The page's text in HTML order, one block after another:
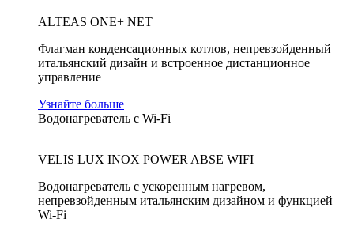
ALTEAS ONE+ NET
Флагман конденсационных котлов, непревзойденный
итальянский дизайн и встроенное дистанционное
управление
Узнайте больше
Водонагреватель с Wi-Fi
VELIS LUX INOX POWER ABSE WIFI
Водонагреватель с ускоренным нагревом,
непревзойденным итальянским дизайном и функцией
Wi-Fi